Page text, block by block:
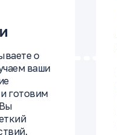
о
ваши
готовим